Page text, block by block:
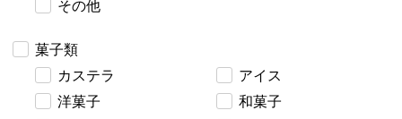
その他
菓子類
カステラ
アイス
洋菓子
和菓子